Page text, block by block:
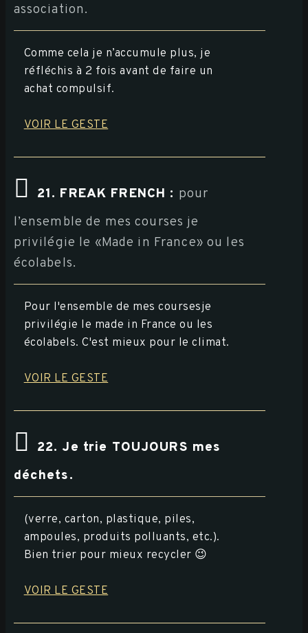
association.
Comme cela je n’accumule plus, je
réfléchis à 2 fois avant de faire un
achat compulsif.
VOIR LE GESTE
21. FREAK FRENCH : pour
l’ensemble de mes courses je
privilégie le «Made in France» ou les
écolabels.
Pour l'ensemble de mes coursesje
privilégie le made in France ou les
écolabels. C'est mieux pour le climat.
VOIR LE GESTE
22. Je trie TOUJOURS mes
déchets.
(verre, carton, plastique, piles,
ampoules, produits polluants, etc.).
Bien trier pour mieux recycler 😉
VOIR LE GESTE